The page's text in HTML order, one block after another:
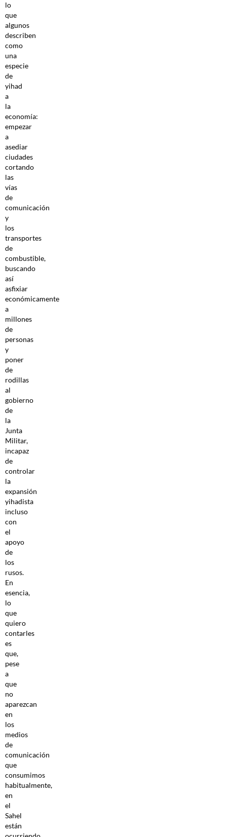
lo
que
algunos
describen
como
una
especie
de
yihad
a
la
economía:
empezar
a
asediar
ciudades
cortando
las
vías
de
comunicación
y
los
transportes
de
combustible,
buscando
así
asfixiar
económicamente
a
millones
de
personas
y
poner
de
rodillas
al
gobierno
de
la
Junta
Militar,
incapaz
de
controlar
la
expansión
yihadista
incluso
con
el
apoyo
de
los
rusos.
En
esencia,
lo
que
quiero
contarles
es
que,
pese
a
que
no
aparezcan
en
los
medios
de
comunicación
que
consumimos
habitualmente,
en
el
Sahel
están